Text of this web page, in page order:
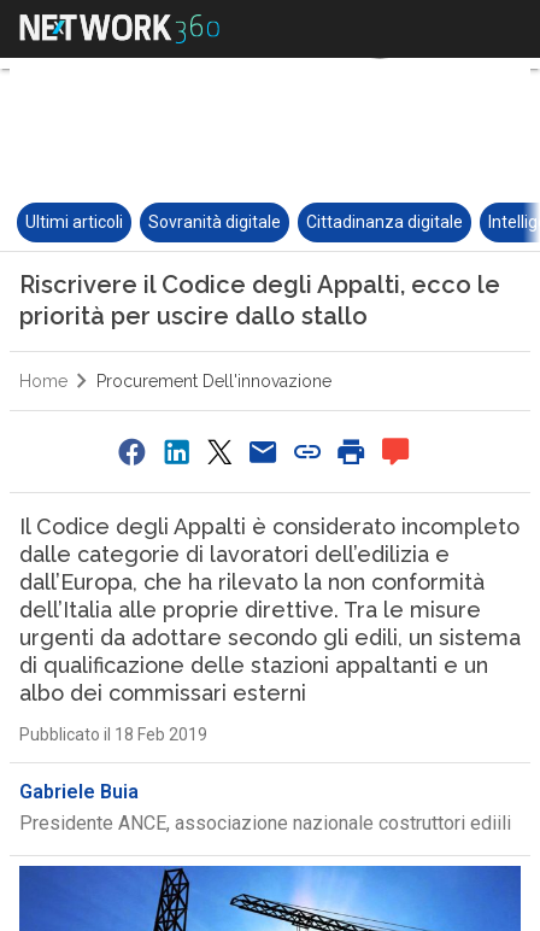
Ultimi articoli Sovranità digitale Cittadinanza digitale
Riscrivere il Codice degli Appalti, ecco le
priorità per uscire dallo stallo
Home Procurement Dell'innovazione
Il Codice degli Appalti è considerato incompleto
dalle categorie di lavoratori dell’edilizia e
dall’Europa, che ha rilevato la non conformità
dell’Italia alle proprie direttive. Tra le misure
urgenti da adottare secondo gli edili, un sistema
di qualificazione delle stazioni appaltanti e un
albo dei commissari esterni
Pubblicato il 18 Feb 2019
Gabriele Buia
Presidente ANCE, associazione nazionale costruttori ediili